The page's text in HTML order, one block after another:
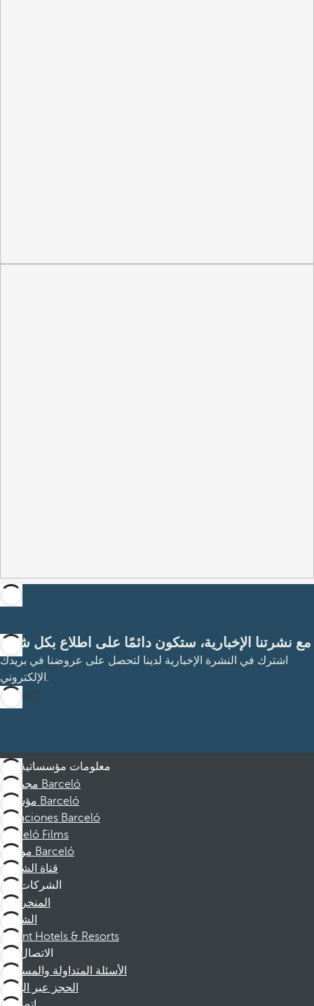
مع نشرتنا الإخبارية، ستكون دائمًا على اطلاع بكل شيء
اشترك في النشرة الإخبارية لدينا لتحصل على عروضنا في بريدك
الإلكتروني.
الاشتراك
معلومات مؤسساتية
مجموعة Barceló
مؤسسة Barceló
Vacaciones Barceló
Barceló Films
موظفو Barceló
قناة الشكوى
الشركات
المنخرطين
الشركاء
Dorint Hotels & Resorts
الاتصال
الأسئلة المتداولة والمساعدة
الحجز عبر الهاتف